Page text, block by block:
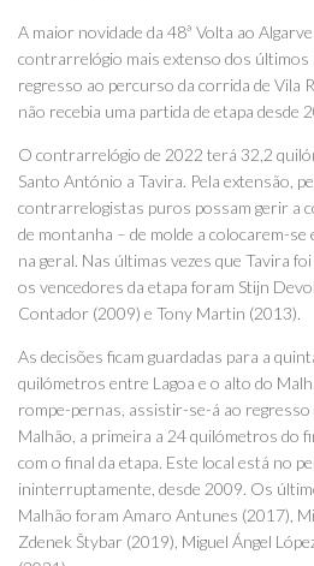
A maior novidade da 48ª Volta ao
contrarrelógio mais extenso dos últimos
regresso ao percurso da corrida de Vila
não recebia uma partida de etapa desde
O contrarrelógio de 2022 terá 32,2
Santo António a Tavira. Pela extensão,
contrarrelogistas puros possam gerir a
de montanha – de molde a colocarem-
na geral. Nas últimas vezes que Tavira
os vencedores da etapa foram Stijn
Contador (2009) e Tony Martin (2013).
As decisões ficam guardadas para a
quilómetros entre Lagoa e o alto do
rompe-pernas, assistir-se-á ao regresso
Malhão, a primeira a 24 quilómetros do
com o final da etapa. Este local está no
ininterruptamente, desde 2009. Os
Malhão foram Amaro Antunes (2017),
Zdenek Štybar (2019), Miguel Ángel